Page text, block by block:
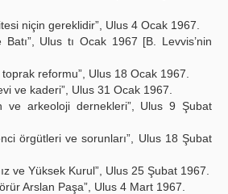
niçin gereklidir”, Ulus 4 Ocak 1967.
Ulus tı Ocak 1967 [B. Levvis’nin
toprak reformu”, Ulus 18 Ocak 1967.
ve kaderi”, Ulus 31 Ocak 1967.
ve arkeoloji dernekleri”, Ulus 9 Şubat
örgütleri ve sorunları”, Ulus 18 Şubat
ve Yüksek Kurul”, Ulus 25 Şubat 1967.
Arslan Paşa”, Ulus 4 Mart 1967.